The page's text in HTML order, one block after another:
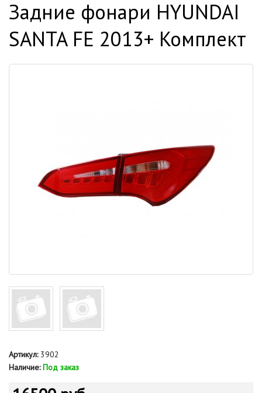
Задние фонари HYUNDAI
SANTA FE 2013+ Комплект
Артикул:3902
Наличие: Под заказ